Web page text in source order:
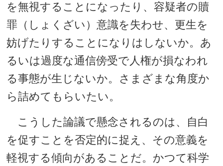
を無視することになったり、容疑者の贖
罪（しょくざい）意識を失わせ、更生を
妨げたりすることになりはしないか。あ
るいは過度な通信傍受で人権が損なわれ
る事態が生じないか。さまざまな角度か
ら詰めてもらいたい。
こうした論議で懸念されるのは、自白
を促すことを否定的に捉え、その意義を
軽視する傾向があることだ。かつて科学